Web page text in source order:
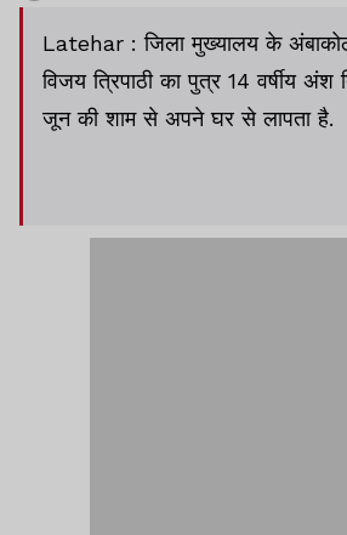
Latehar : जिला मुख्यालय के
विजय त्रिपाठी का पुत्र 14 वर्षीय अंश
जून की शाम से अपने घर से लापता है.